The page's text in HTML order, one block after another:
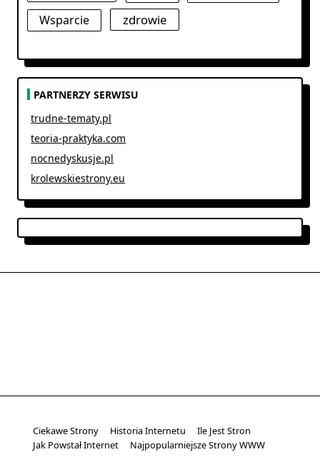
Wsparcie
zdrowie
PARTNERZY SERWISU
trudne-tematy.pl
teoria-praktyka.com
nocnedyskusje.pl
krolewskiestrony.eu
Ciekawe Strony Historia Internetu
Ile Jest Stron
Jak Powstał Internet
Najpopularniejsze Strony WWW